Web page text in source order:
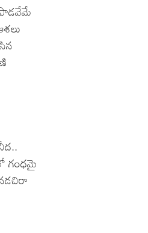
SongsSongs
SongsSongs
గంధమై